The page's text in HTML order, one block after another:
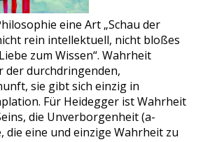
eine Art „Schau der
rein intellektuell, nicht bloßes
zum Wissen“. Wahrheit
der durchdringenden,
sie gibt sich einzig in
Für Heidegger ist Wahrheit
die Unverborgenheit (a-
die eine und einzige Wahrheit zu